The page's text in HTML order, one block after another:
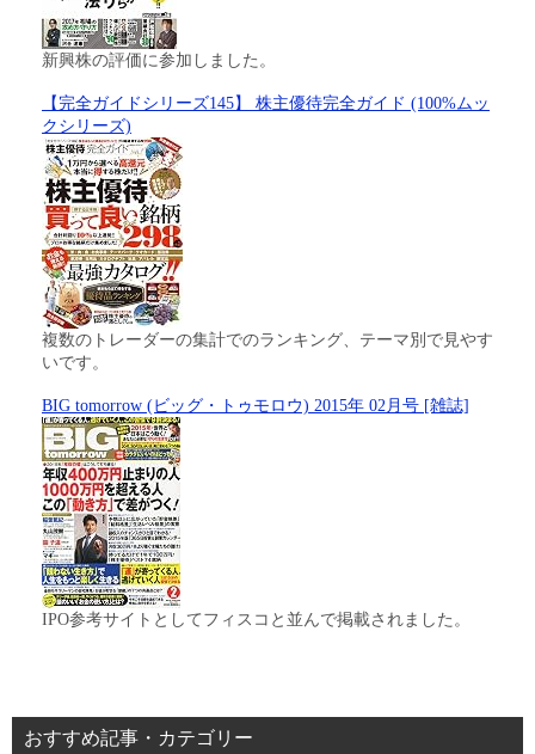
新興株の評価に参加しました。
【完全ガイドシリーズ145】 株主優待完全ガイド (100%ムッ
クシリーズ)
複数のトレーダーの集計でのランキング、テーマ別で見やす
いです。
BIG tomorrow (ビッグ・トゥモロウ) 2015年 02月号 [雑誌]
IPO参考サイトとしてフィスコと並んで掲載されました。
おすすめ記事・カテゴリー